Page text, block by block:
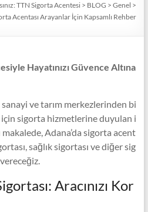
TTN Sigorta Acentesi > BLOG >Genel >
Acentası Arayanlar İçin Kapsamlı Rehber
Hayatınızı Güvence Altına
ve tarım merkezlerinden bi
için sigorta hizmetlerine duyulan i
Adana’da sigorta acent
sağlık sigortası ve diğer sig
Aracınızı Kor